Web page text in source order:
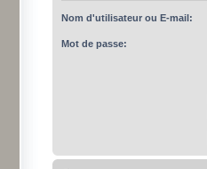
Nom d'utilisateur ou E-mail:
Mot de passe: